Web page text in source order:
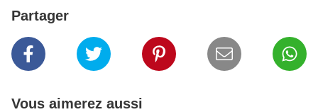
Partager
Vous aimerez aussi